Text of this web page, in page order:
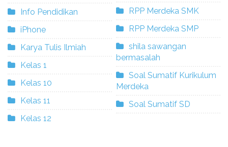
Info Pendidikan
iPhone
Karya Tulis Ilmiah
Kelas 1
Kelas 10
Kelas 11
Kelas 12
RPP Merdeka SMK
RPP Merdeka SMP
shila sawangan
bermasalah
Soal Sumatif Kurikulum
Merdeka
Soal Sumatif SD